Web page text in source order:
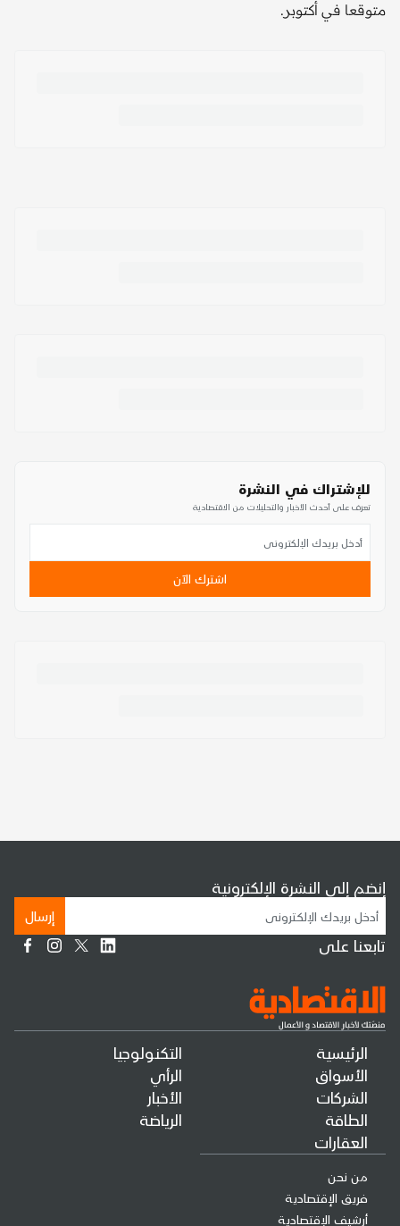
متوقعا في أكتوبر.
للإشتراك في النشرة
تعرف على أحدث الأخبار والتحليلات من الاقتصادية
اشترك الآن
الرئيسية
الأسواق
الشركات
الطاقة
العقارات
التكنولوجيا
الرأي
الأخبار
الرياضة
من نحن
فريق الإقتصادية
أرشيف الإقتصادية
إنضم إلى النشرة الإلكترونية
إرسال
تابعنا على